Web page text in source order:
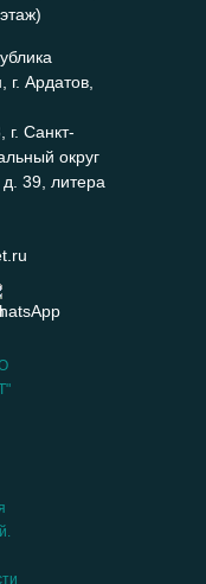
Ардатов,
г. Санкт-
округ
39, литера